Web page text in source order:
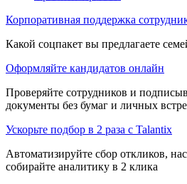
Корпоративная поддержка
Какой соцпакет вы предлагаете
Оформляйте кандидатов онлайн
Проверяйте сотрудников и
документы без бумаг и личных
Ускорьте подбор в 2 раза с Talantix
Автоматизируйте сбор откликов,
собирайте аналитику в 2 клика